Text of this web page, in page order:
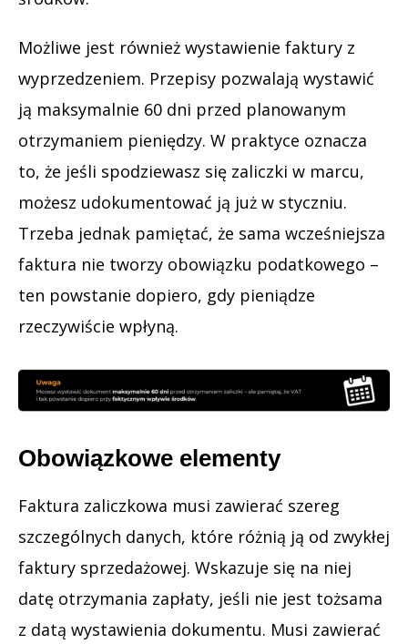
Możliwe jest również wystawienie faktury z
wyprzedzeniem. Przepisy pozwalają wystawić
ją maksymalnie 60 dni przed planowanym
otrzymaniem pieniędzy. W praktyce oznacza
to, że jeśli spodziewasz się zaliczki w marcu,
możesz udokumentować ją już w styczniu.
Trzeba jednak pamiętać, że sama wcześniejsza
faktura nie tworzy obowiązku podatkowego –
ten powstanie dopiero, gdy pieniądze
rzeczywiście wpłyną.
Obowiązkowe elementy
Faktura zaliczkowa musi zawierać szereg
szczególnych danych, które różnią ją od zwykłej
faktury sprzedażowej. Wskazuje się na niej
datę otrzymania zapłaty, jeśli nie jest tożsama
z datą wystawienia dokumentu. Musi zawierać